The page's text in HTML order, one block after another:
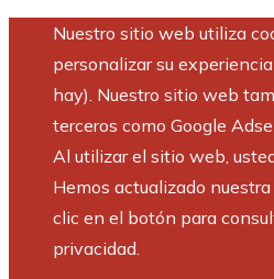
Nuestro sitio web utiliza
personalizar su
hay). Nuestro sitio web
terceros como Google
Al utilizar el sitio web,
Hemos actualizado
clic en el botón para
privacidad.